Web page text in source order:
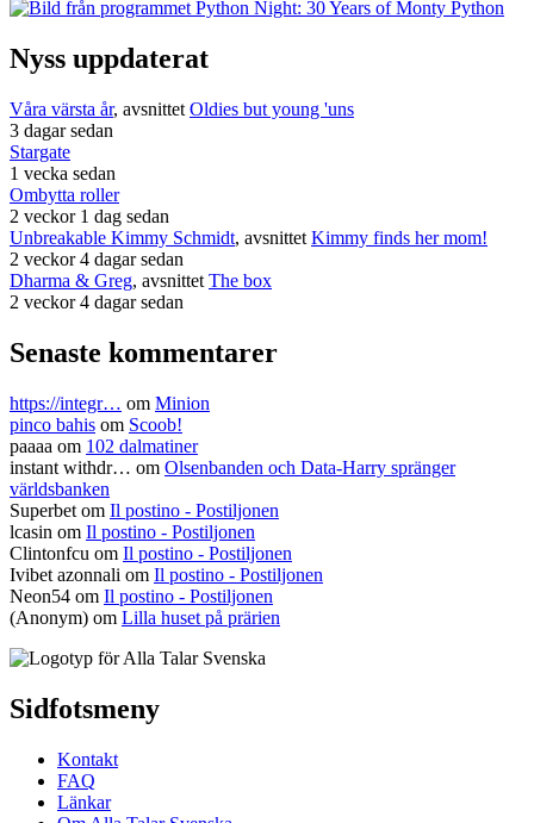
Nyss uppdaterat
Våra värsta år, avsnittet Oldies but young 'uns
3 dagar sedan
Stargate
1 vecka sedan
Ombytta roller
2 veckor 1 dag sedan
Unbreakable Kimmy Schmidt, avsnittet Kimmy finds her mom!
2 veckor 4 dagar sedan
Dharma & Greg, avsnittet The box
2 veckor 4 dagar sedan
Senaste kommentarer
https://integr… om Minion
pinco bahis om Scoob!
paaaa om 102 dalmatiner
instant withdr… om Olsenbanden och Data-Harry spränger
världsbanken
Superbet om Il postino - Postiljonen
lcasin om Il postino - Postiljonen
Clintonfcu om Il postino - Postiljonen
Ivibet azonnali om Il postino - Postiljonen
Neon54 om Il postino - Postiljonen
(Anonym) om Lilla huset på prärien
Sidfotsmeny
Kontakt
FAQ
Länkar